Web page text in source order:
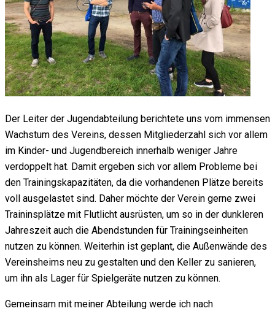
Der Leiter der Jugendabteilung berichtete uns vom immensen
Wachstum des Vereins, dessen Mitgliederzahl sich vor allem
im Kinder- und Jugendbereich innerhalb weniger Jahre
verdoppelt hat. Damit ergeben sich vor allem Probleme bei
den Trainingskapazitäten, da die vorhandenen Plätze bereits
voll ausgelastet sind. Daher möchte der Verein gerne zwei
Traininsplätze mit Flutlicht ausrüsten, um so in der dunkleren
Jahreszeit auch die Abendstunden für Trainingseinheiten
nutzen zu können. Weiterhin ist geplant, die Außenwände des
Vereinsheims neu zu gestalten und den Keller zu sanieren,
um ihn als Lager für Spielgeräte nutzen zu können.
Gemeinsam mit meiner Abteilung werde ich nach